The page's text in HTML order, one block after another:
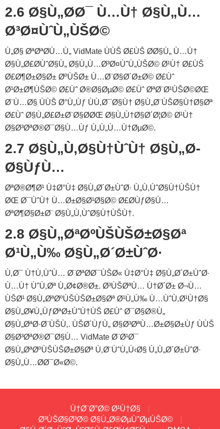
2.6 Ø§Ù„Ø­Ø¯ Ù…Ù† Ø§Ù„Ù…
Ø³Ø¤ÙˆÙ„ÙŠØ©
Ù„Ø§ ØªØªØ­Ù…Ù„ VidMate ÙÙŠ Ø£ÙŠ Ø­Ø§Ù„ Ù…Ù†
Ø§Ù„Ø£Ø­ÙˆØ§Ù„ Ø§Ù„Ù…Ø³Ø¤ÙˆÙ„ÙŠØ© Ø¹Ù† Ø£ÙŠ
Ø£Ø¶Ø±Ø§Ø± ØºÙŠØ± Ù…Ø¨Ø§Ø´Ø±Ø© Ø£Ùˆ
Ø¹Ø±Ø¶ÙŠØ© Ø£Ùˆ Ø®Ø§ØµØ© Ø£Ùˆ ØªØ¨Ø¹ÙŠØ©ØŒ
Ø¨Ù…Ø§ ÙÙŠ Ø°Ù„Ùƒ ÙÙ‚Ø¯Ø§Ù† Ø§Ù„Ø¨ÙŠØ§Ù†Ø§Øª
Ø£Ùˆ Ø§Ù„Ø£Ø±Ø¨Ø§Ø­ØŒ Ø§Ù„Ù†Ø§Ø´Ø¦Ø© Ø¹Ù†
Ø§Ø³ØªØ®Ø¯Ø§Ù…Ùƒ Ù„Ù„Ù…Ù†ØµØ©.
2.7 Ø§Ù„Ù‚Ø§Ù†ÙˆÙ† Ø§Ù„Ø­
Ø§ÙƒÙ…
ØªØ®Ø¶Ø¹ Ù‡Ø°Ù‡ Ø§Ù„Ø´Ø±ÙˆØ· Ù„Ù‚ÙˆØ§Ù†ÙŠÙ†
ØŒ Ø¯ÙˆÙ† Ù…Ø±Ø§Ø¹Ø§Ø© Ø£Ø­ÙƒØ§Ù…
ØªØ¶Ø§Ø±Ø¨ Ø§Ù„Ù‚ÙˆØ§Ù†ÙŠÙ†.
2.8 Ø§Ù„ØªØºÙŠÙŠØ±Ø§Øª
Ø¹Ù„Ù‰ Ø§Ù„Ø´Ø±ÙˆØ·
Ù‚Ø¯ Ù†Ù‚ÙˆÙ… Ø¨ØªØ­Ø¯ÙŠØ« Ù‡Ø°Ù‡ Ø§Ù„Ø´Ø±ÙˆØ·
Ù…Ù† ÙˆÙ‚Øª Ù„Ø¢Ø®Ø±. Ø³ÙŠØªÙ… Ù†Ø´Ø± Ø¬Ù…
ÙŠØ¹ Ø§Ù„ØªØºÙŠÙŠØ±Ø§Øª Ø¹Ù„Ù‰ Ù…ÙˆÙ‚Ø¹Ù†Ø§
Ø§Ù„Ø¥Ù„ÙƒØªØ±ÙˆÙ†ÙŠ Ø£Ùˆ Ø¯Ø§Ø®Ù„
Ø§Ù„ØªØ·Ø¨ÙŠÙ‚. ÙŠØ´ÙƒÙ„ Ø§Ø³ØªÙ…Ø±Ø§Ø±Ùƒ ÙÙŠ
Ø§Ø³ØªØ®Ø¯Ø§Ù… VidMate Ø¨Ø¹Ø¯
Ø§Ù„ØªØºÙŠÙŠØ±Ø§Øª Ù‚Ø¨ÙˆÙ„Ù‹Ø§ Ù„Ù„Ø´Ø±ÙˆØ·
Ø§Ù„Ù…Ø­Ø¯Ø«Ø©.
Ù†Ø¨Ø°Ø© Ø¹Ù†Ø§
Ø³ÙŠØ§Ø³Ø© Ø§Ù„Ø®ØµÙˆØµÙŠØ©